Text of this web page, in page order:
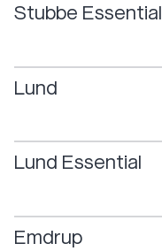
Stubbe Essential
Lund
Lund Essential
Emdrup